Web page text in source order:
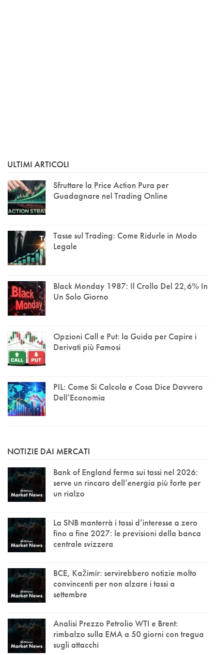
ULTIMI ARTICOLI
Sfruttare la Price Action Pura per
Guadagnare nel Trading Online
Tasse sul Trading: Come Ridurle in Modo
Legale
Black Monday 1987: Il Crollo Del 22,6% In
Un Solo Giorno
Opzioni Call e Put: la Guida per Capire i
Derivati più Famosi
PIL: Come Si Calcola e Cosa Dice Davvero
Dell’Economia
NOTIZIE DAI MERCATI
Bank of England ferma sui tassi nel 2026:
serve un rincaro dell’energia più forte per
un rialzo
La SNB manterrà i tassi d’interesse a zero
fino a fine 2027: le previsioni della banca
centrale svizzera
BCE, Kažimír: servirebbero notizie molto
convincenti per non alzare i tassi a
settembre
Analisi Prezzo Petrolio WTI e Brent:
rimbalzo sulla EMA a 50 giorni con tregua
sugli attacchi